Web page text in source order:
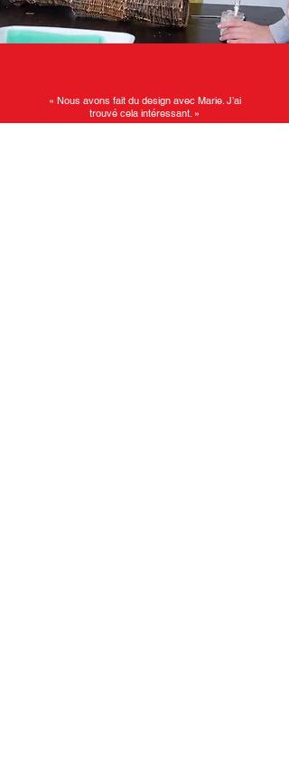
« Nous avons fait du design avec Marie. J’ai
trouvé cela intéressant. »